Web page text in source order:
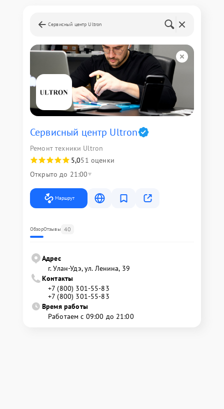
Сервисный центр Ultron
Сервисный центр Ultron
Ремонт техники Ultron
5,051 оценки
Открыто до 21:00
Маршрут
ОбзорОтзывы 40
Адрес
г. Улан-Удэ, ул. Ленина, 39
Контакты
+7 (800) 301-55-83
+7 (800) 301-55-83
Время работы
Работаем с 09:00 до 21:00